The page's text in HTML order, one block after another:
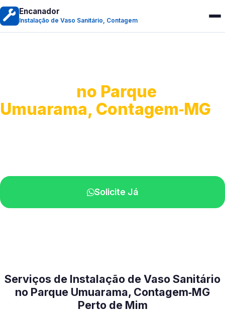
Encanador
Instalação de Vaso Sanitário, Contagem
no Parque
Umuarama, Contagem‑MG
Solicite Já
Serviços de Instalação de Vaso Sanitário
no Parque Umuarama, Contagem‑MG
Perto de Mim